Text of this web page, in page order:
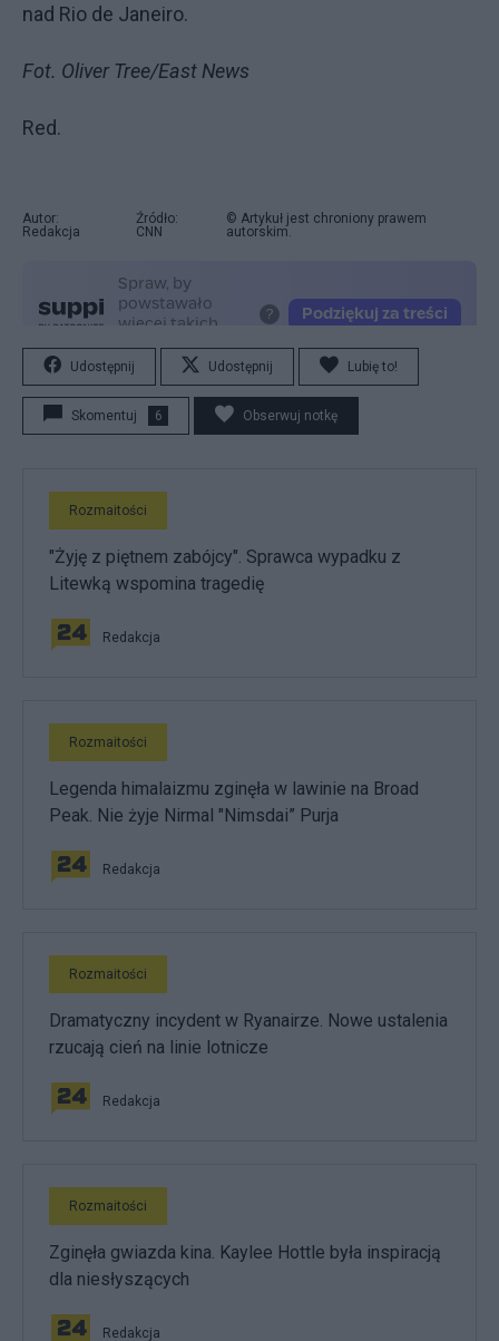
nad Rio de Janeiro.
Fot. Oliver Tree/East News
Red.
Autor:
Redakcja
Źródło:
CNN
© Artykuł jest chroniony prawem
autorskim.
Udostępnij Udostępnij Lubię to!
Skomentuj 6 Obserwuj notkę
Rozmaitości
"Żyję z piętnem zabójcy". Sprawca wypadku z
Litewką wspomina tragedię
Redakcja
Rozmaitości
Legenda himalaizmu zginęła w lawinie na Broad
Peak. Nie żyje Nirmal "Nimsdai” Purja
Redakcja
Rozmaitości
Dramatyczny incydent w Ryanairze. Nowe ustalenia
rzucają cień na linie lotnicze
Redakcja
Rozmaitości
Zginęła gwiazda kina. Kaylee Hottle była inspiracją
dla niesłyszących
Redakcja